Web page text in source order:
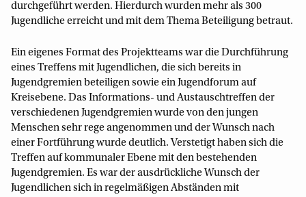
durchgeführt werden. Hierdurch wurden mehr als 300
Jugendliche erreicht und mit dem Thema Beteiligung betraut.
Ein eigenes Format des Projektteams war die Durchführung
eines Treffens mit Jugendlichen, die sich bereits in
Jugendgremien beteiligen sowie ein Jugendforum auf
Kreisebene. Das Informations- und Austauschtreffen der
verschiedenen Jugendgremien wurde von den jungen
Menschen sehr rege angenommen und der Wunsch nach
einer Fortführung wurde deutlich. Verstetigt haben sich die
Treffen auf kommunaler Ebene mit den bestehenden
Jugendgremien. Es war der ausdrückliche Wunsch der
Jugendlichen sich in regelmäßigen Abständen mit